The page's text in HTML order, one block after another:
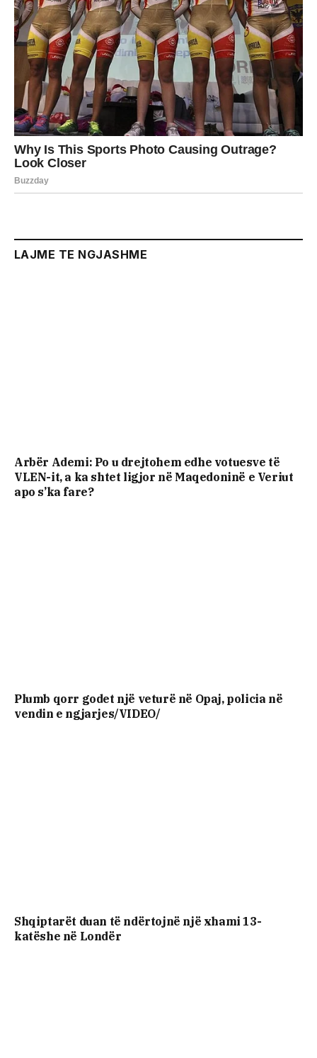
LAJME TE NGJASHME
Arbër Ademi: Po u drejtohem edhe votuesve të
VLEN-it, a ka shtet ligjor në Maqedoninë e Veriut
apo s’ka fare?
Plumb qorr godet një veturë në Opaj, policia në
vendin e ngjarjes/VIDEO/
Shqiptarët duan të ndërtojnë një xhami 13-
katëshe në Londër